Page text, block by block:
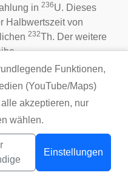
Funktionen,
(YouTube/Maps)
akzeptieren, nur
wählen.
Einstellungen
in 236U. Dieses
Halbwertszeit von
232Th. Der weitere
Neptunium-Reihe
der Reihe) vor
mit einer
[36]und einer
% mit einemβ-Zerfall
Wahrscheinlichkeit unter
unter α-Zerfall und